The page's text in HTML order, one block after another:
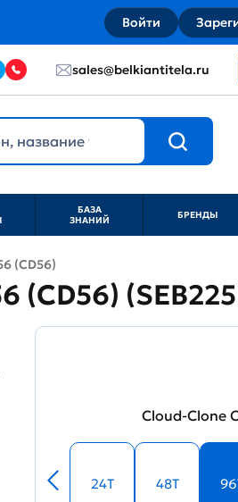
Войти
sales@belkiantitela.ru
БАЗА
ЗНАНИЙ
БРЕНДЫ
(CD56)
Cloud-Clone
24T 48T